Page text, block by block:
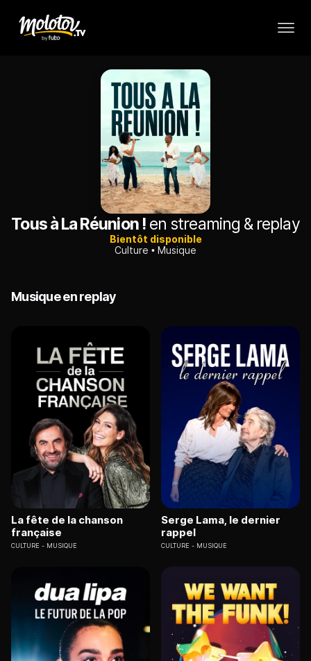
Tous à La Réunion !en streaming & replay
Bientôt disponible
Culture
Musique
Musique en replay
La fête de la chanson
française
CULTURE MUSIQUE
Serge Lama, le dernier
rappel
CULTURE MUSIQUE